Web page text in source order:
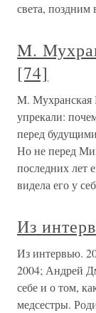
света, поздним
M.
[74]
M.
упрекали:
перед
Но не перед
последних лет
видела его у
Из
Из интервью.
2004; Андрей
себе и о том,
медсестры.